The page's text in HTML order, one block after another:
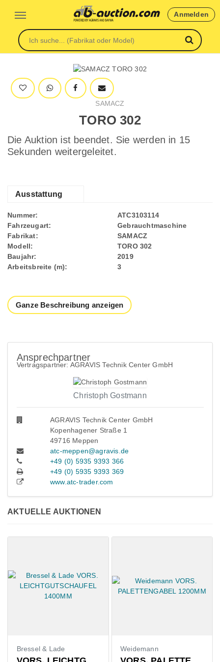
Anmelden
SAMACZ
TORO 302
Die Auktion ist beendet. Sie werden in 15
Sekunden weitergeleitet.
Ausstattung
Nummer:
ATC3103114
Fahrzeugart:
Gebrauchtmaschine
Fabrikat:
SAMACZ
Modell:
TORO 302
Baujahr:
2019
Arbeitsbreite (m):
3
Ganze Beschreibung anzeigen
Ansprechpartner
Vertragspartner: AGRAVIS Technik Center GmbH
Christoph Gostmann
AGRAVIS Technik Center GmbH
Kopenhagener Straße 1
49716 Meppen
atc-meppen@agravis.de
+49 (0) 5935 9393 366
+49 (0) 5935 9393 369
www.atc-trader.com
AKTUELLE AUKTIONEN
Weidemann
Claas